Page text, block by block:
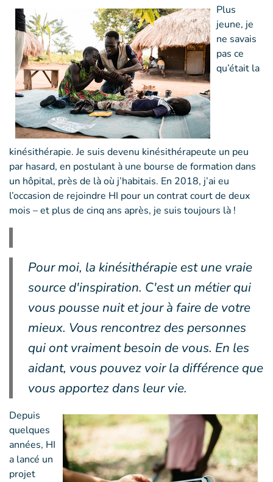
Plus
jeune, je
ne savais
pas ce
qu’était la
kinésithérapie. Je suis devenu kinésithérapeute un peu
par hasard, en postulant à une bourse de formation dans
un hôpital, près de là où j’habitais. En 2018, j’ai eu
l’occasion de rejoindre HI pour un contrat court de deux
mois – et plus de cinq ans après, je suis toujours là !
Pour moi, la kinésithérapie est une vraie
source d'inspiration. C'est un métier qui
vous pousse nuit et jour à faire de votre
mieux. Vous rencontrez des personnes
qui ont vraiment besoin de vous. En les
aidant, vous pouvez voir la différence que
vous apportez dans leur vie.
Depuis
quelques
années, HI
a lancé un
projet